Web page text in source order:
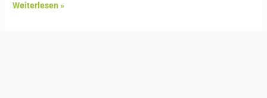
Weiterlesen »